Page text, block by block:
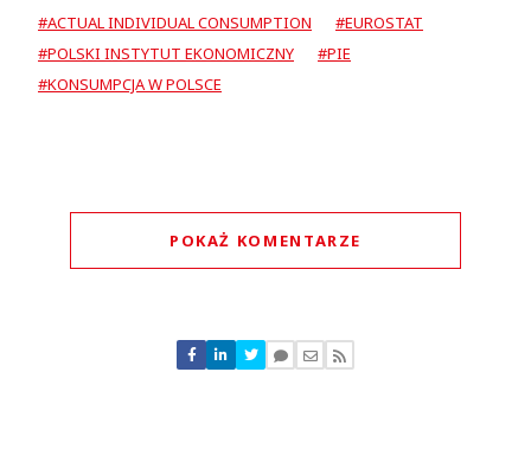
#ACTUAL INDIVIDUAL CONSUMPTION
#EUROSTAT
#POLSKI INSTYTUT EKONOMICZNY
#PIE
#KONSUMPCJA W POLSCE
POKAŻ KOMENTARZE
Nie znaleziono komentarzy
Zostaw swoje komentarze